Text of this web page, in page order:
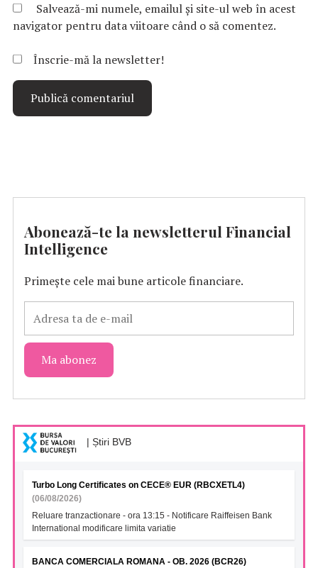
Salvează-mi numele, emailul și site-ul web în acest
navigator pentru data viitoare când o să comentez.
Înscrie-mă la newsletter!
Abonează-te la newsletterul Financial
Intelligence
Primește cele mai bune articole financiare.
| Știri BVB
Turbo Long Certificates on CECE® EUR (RBCXETL4)
(06/08/2026)
Reluare tranzactionare - ora 13:15 - Notificare Raiffeisen Bank
International modificare limita variatie
BANCA COMERCIALA ROMANA - OB. 2026 (BCR26)